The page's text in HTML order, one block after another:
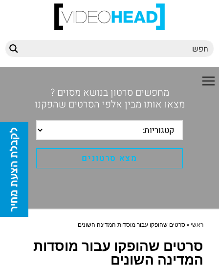
מחפשים סרטון בנושא מסוים ?
מצאו אותו מבין אלפי הסרטים שהפקנו
ראשי »סרטים שהופקו עבור מוסדות המדינה השונים
סרטים שהופקו עבור מוסדות
המדינה השונים